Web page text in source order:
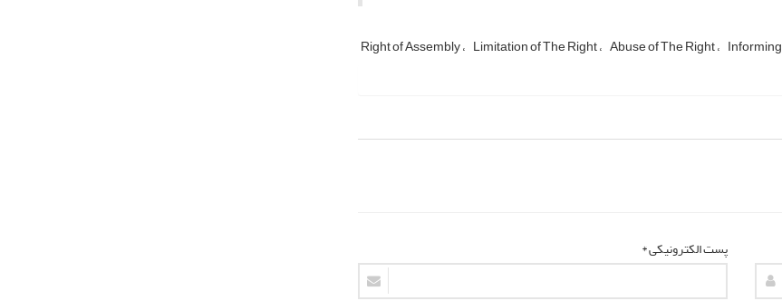
Right of Assembly Limitation of The Right Abuse of The Right Informing
پست الکترونیکی *